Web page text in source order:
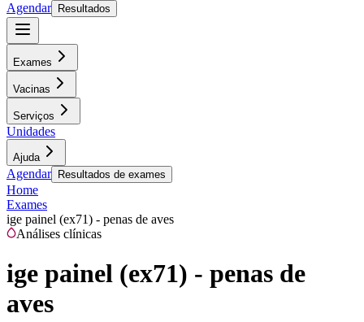
Agendar
Resultados
Exames
Vacinas
Serviços
Unidades
Ajuda
Agendar Resultados de exames
Home
Exames
ige painel (ex71) - penas de aves
Análises clínicas
ige painel (ex71) - penas de
aves